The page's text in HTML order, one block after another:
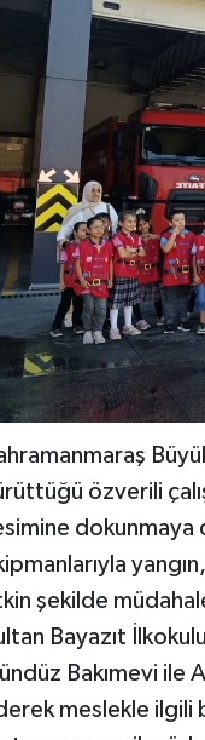
özverili
şekilde
Bayazıt
Bakımevi ile
meslekle ilgili